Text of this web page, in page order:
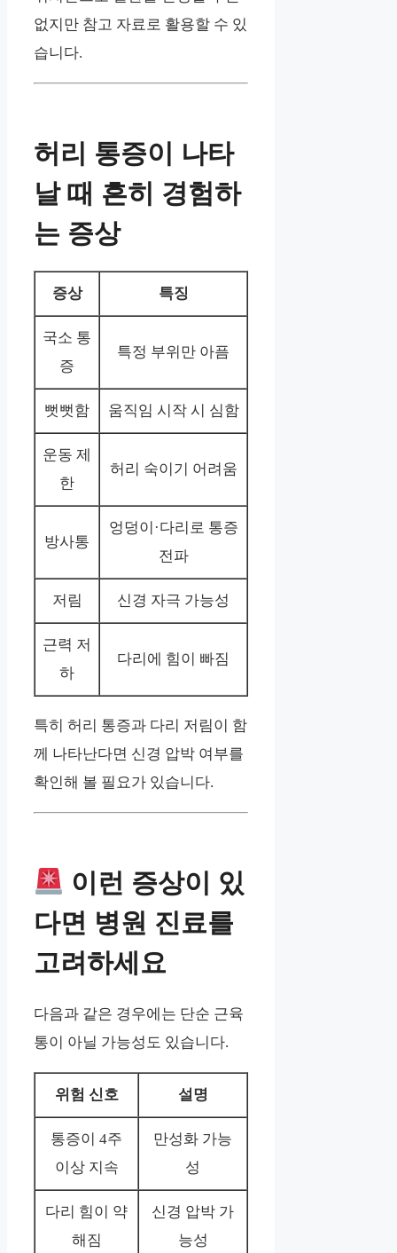
없지만 참고 자료로 활용할 수 있
습니다.
허리 통증이 나타
날 때 흔히 경험하
는 증상
증상 특징
국소 통
증
특정 부위만 아픔
뻣뻣함 움직임 시작 시 심함
운동 제
한
허리 숙이기 어려움
방사통
엉덩이·다리로 통증
전파
저림 신경 자극 가능성
근력 저
하
다리에 힘이 빠짐
특히 허리 통증과 다리 저림이 함
께 나타난다면 신경 압박 여부를
확인해 볼 필요가 있습니다.
이런 증상이 있
다면 병원 진료를
고려하세요
다음과 같은 경우에는 단순 근육
통이 아닐 가능성도 있습니다.
위험 신호 설명
통증이 4주
이상 지속
만성화 가능
성
다리 힘이 약
해짐
신경 압박 가
능성